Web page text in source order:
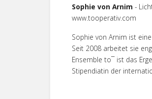
Sophie von Arnim -
www.tooperativ.com
Sophie von Arnim ist
Seit 2008 arbeitet sie
Ensemble to¯ ist das
Stipendiatin der